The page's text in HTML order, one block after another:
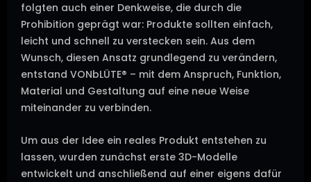
folgten auch einer Denkweise, die durch die
Prohibition geprägt war: Produkte sollten einfach,
leicht und schnell zu verstecken sein. Aus dem
Wunsch, diesen Ansatz grundlegend zu verändern,
entstand VONbLÜTE® – mit dem Anspruch, Funktion,
Material und Gestaltung auf eine neue Weise
miteinander zu verbinden.
Um aus der Idee ein reales Produkt entstehen zu
lassen, wurden zunächst erste 3D-Modelle
entwickelt und anschließend auf einer eigens dafür